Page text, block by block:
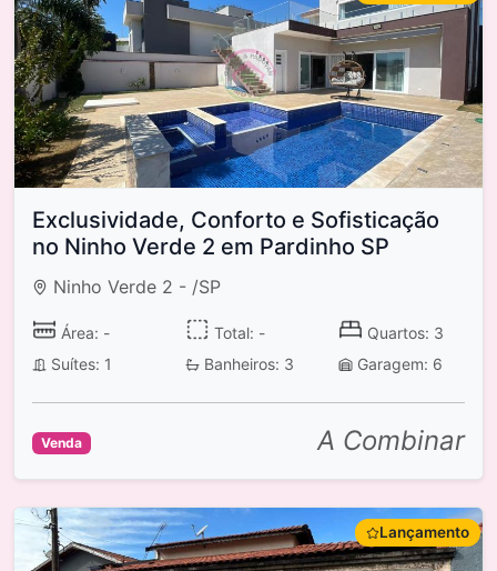
Exclusividade, Conforto e Sofisticação
no Ninho Verde 2 em Pardinho SP
Ninho Verde 2 - /SP
Área: - Total: -
Quartos: 3
Suítes: 1
Banheiros: 3 Garagem: 6
Venda A Combinar
Lançamento